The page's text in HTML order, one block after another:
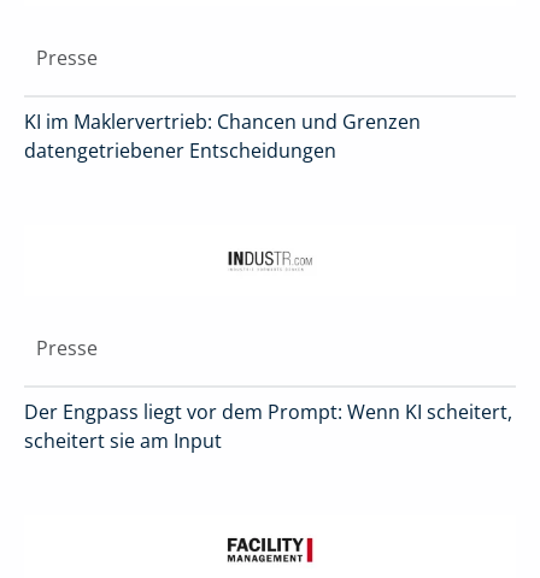
Presse
KI im Maklervertrieb: Chancen und Grenzen
datengetriebener Entscheidungen
Presse
Der Engpass liegt vor dem Prompt: Wenn KI scheitert,
scheitert sie am Input